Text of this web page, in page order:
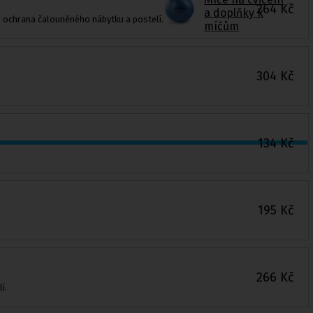
a doplňky k
míčům
čalouněného nábytku a postelí.
264Kč
304 Kč
134Kč
195 Kč
266 Kč